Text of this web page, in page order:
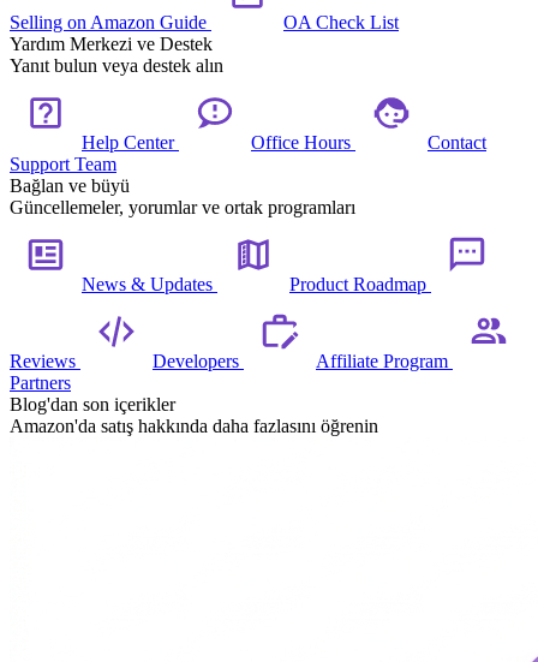
Selling on Amazon Guide
OA Check List
Yardım Merkezi ve Destek
Yanıt bulun veya destek alın
Help Center Office Hours
Contact
Support Team
Bağlan ve büyü
Güncellemeler, yorumlar ve ortak programları
News & Updates Product Roadmap
Reviews Developers
Affiliate Program
Partners
Blog'dan son içerikler
Amazon'da satış hakkında daha fazlasını öğrenin